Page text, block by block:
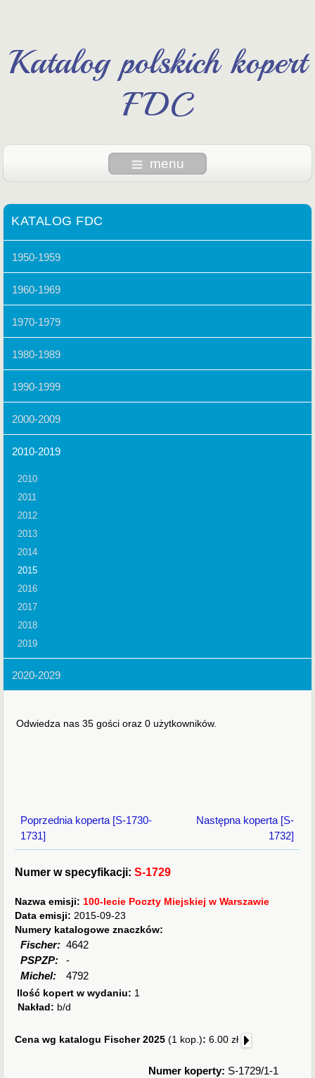
Katalog polskich kopert
FDC
menu
KATALOG FDC
1950-1959
1960-1969
1970-1979
1980-1989
1990-1999
2000-2009
2010-2019
2010
2011
2012
2013
2014
2015
2016
2017
2018
2019
2020-2029
Odwiedza nas 35 gości oraz 0 użytkowników.
Poprzednia koperta [S-1730-
1731]
Następna koperta [S-
1732]
Numer w specyfikacji:S-1729
Nazwa emisji:100-lecie Poczty Miejskiej w Warszawie
Data emisji:2015-09-23
Numery katalogowe znaczków:
Fischer: 4642
PSPZP:
-
Michel:
4792
Ilość kopert w wydaniu: 1
Nakład: b/d
Cena wg katalogu Fischer 2025(1 kop.): 6.00 zł
Numer koperty: S-1729/1-1